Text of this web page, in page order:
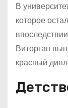
В
которое
Виторган
красный